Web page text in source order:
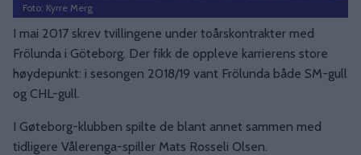
Foto: Kyrre Merg
I mai 2017 skrev tvillingene under toårskontrakter med
Frölunda i Göteborg. Der fikk de oppleve karrierens store
høydepunkt: i sesongen 2018/19 vant Frölunda både SM-gull
og CHL-gull.
I Gøteborg-klubben spilte de blant annet sammen med
tidligere Vålerenga-spiller Mats Rosseli Olsen.